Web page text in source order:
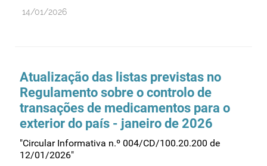
14/01/2026
Atualização das listas previstas no
Regulamento sobre o controlo de
transações de medicamentos para o
exterior do país - janeiro de 2026
"Circular Informativa n.º 004/CD/100.20.200 de
12/01/2026"